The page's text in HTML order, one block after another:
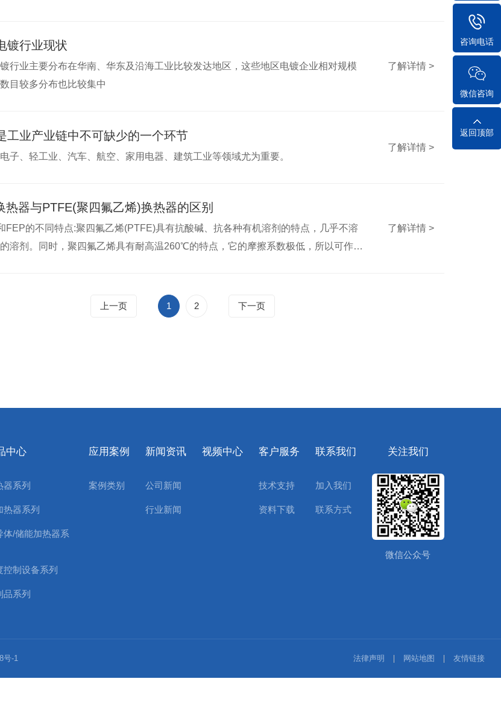
镀行业现状
行业主要分布在华南、华东及沿海工业比较发达地区，这些地区电镀企业相对规模
目较多分布也比较集中
了解详情 >
工业产业链中不可缺少的一个环节
子、轻工业、汽车、航空、家用电器、建筑工业等领域尤为重要。
了解详情 >
热器与PTFE(聚四氟乙烯)换热器的区别
FEP的不同特点:聚四氟乙烯(PTFE)具有抗酸碱、抗各种有机溶剂的特点，几乎不溶
溶剂。同时，聚四氟乙烯具有耐高温260℃的特点，它的摩擦系数极低，所以可作润
了解详情 >
上一页 1 2 下一页
中心
器系列
热器系列
体/储能加热器系
控制设备系列
品系列
应用案例
案例类别
新闻资讯
公司新闻
行业新闻
视频中心 客户服务
技术支持
资料下载
联系我们
加入我们
联系方式
关注我们
微信公众号
法律声明 网站地图 友情链接
号-1
咨询电话
微信咨询
返回顶部